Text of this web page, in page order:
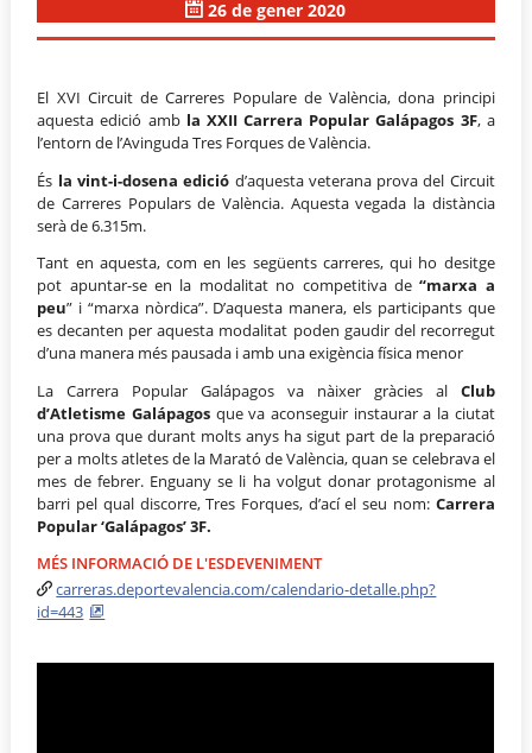
26 de gener 2020
El XVI Circuit de Carreres Populare de València, dona principi
aquesta edició amb la XXII Carrera Popular Galápagos 3F, a
l’entorn de l’Avinguda Tres Forques de València.
És la vint-i-dosena edició d’aquesta veterana prova del Circuit
de Carreres Populars de València. Aquesta vegada la distància
serà de 6.315m.
Tant en aquesta, com en les següents carreres, qui ho desitge
pot apuntar-se en la modalitat no competitiva de“marxa a
peu” i “marxa nòrdica”. D’aquesta manera, els participants que
es decanten per aquesta modalitat poden gaudir del recorregut
d’una manera més pausada i amb una exigència física menor
La Carrera Popular Galápagos va nàixer gràcies al Club
d’Atletisme Galápagos que va aconseguir instaurar a la ciutat
una prova que durant molts anys ha sigut part de la preparació
per a molts atletes de la Marató de València, quan se celebrava el
mes de febrer. Enguany se li ha volgut donar protagonisme al
barri pel qual discorre, Tres Forques, d’ací el seu nom: Carrera
Popular ‘Galápagos’ 3F.
MÉS INFORMACIÓ DE L'ESDEVENIMENT
carreras.deportevalencia.com/calendario-detalle.php?
id=443